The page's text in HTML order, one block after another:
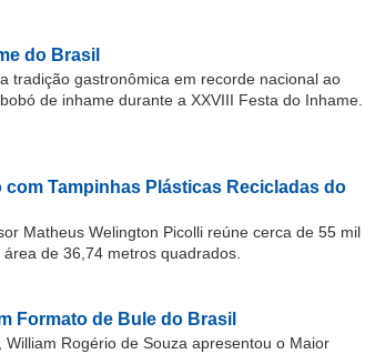
do Brasil
tradição gastronômica em recorde nacional ao
de inhame durante a XXVIII Festa do Inhame.
com Tampinhas Plásticas Recicladas do
Matheus Welington Picolli reúne cerca de 55 mil
de 36,74 metros quadrados.
Formato de Bule do Brasil
William Rogério de Souza apresentou o Maior